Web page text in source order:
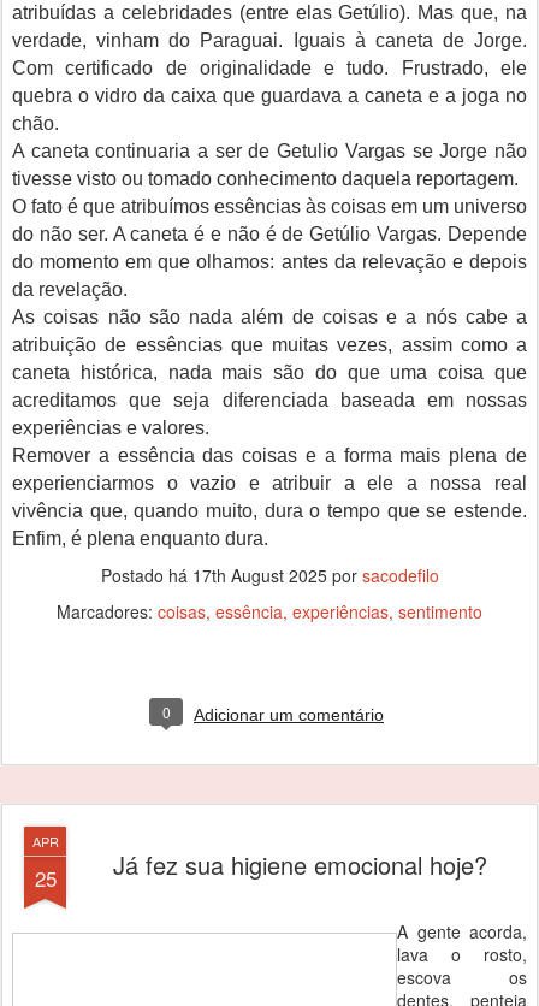
atribuídas a celebridades (entre elas Getúlio). Mas que, na
verdade, vinham do Paraguai. Iguais à caneta de Jorge.
Com certificado de originalidade e tudo. Frustrado, ele
quebra o vidro da caixa que guardava a caneta e a joga no
chão.
A caneta continuaria a ser de Getulio Vargas se Jorge não
tivesse visto ou tomado conhecimento daquela reportagem.
O fato é que atribuímos essências às coisas em um universo
do não ser. A caneta é e não é de Getúlio Vargas. Depende
do momento em que olhamos: antes da relevação e depois
da revelação.
As coisas não são nada além de coisas e a nós cabe a
atribuição de essências que muitas vezes, assim como a
caneta histórica, nada mais são do que uma coisa que
acreditamos que seja diferenciada baseada em nossas
experiências e valores.
Remover a essência das coisas e a forma mais plena de
experienciarmos o vazio e atribuir a ele a nossa real
vivência que, quando muito, dura o tempo que se estende.
Enfim, é plena enquanto dura.
Postado há 17th August 2025por sacodefilo
Marcadores: coisas essência experiências sentimento
0 Adicionar um comentário
APR
25 Já fez sua higiene emocional hoje?
A gente acorda,
lava o rosto,
escova os
dentes, penteia